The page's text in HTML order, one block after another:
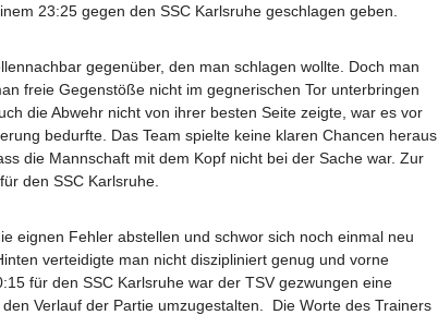
23:25 gegen den SSC Karlsruhe geschlagen geben.
gegenüber, den man schlagen wollte. Doch man
freie Gegenstöße nicht im gegnerischen Tor unterbringen
die Abwehr nicht von ihrer besten Seite zeigte, war es vor
bedurfte. Das Team spielte keine klaren Chancen heraus
die Mannschaft mit dem Kopf nicht bei der Sache war. Zur
den SSC Karlsruhe.
eignen Fehler abstellen und schwor sich noch einmal neu
verteidigte man nicht diszipliniert genug und vorne
für den SSC Karlsruhe war der TSV gezwungen eine
Verlauf der Partie umzugestalten. Die Worte des Trainers